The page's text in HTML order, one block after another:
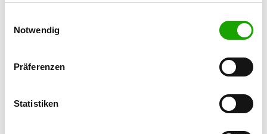
Cookies, wenn Sie unsere Webseite weiterhin nutzen.
Notwendig
Präferenzen
Statistiken
Details
Schmidener Str. 1
Details
71272 Renningen